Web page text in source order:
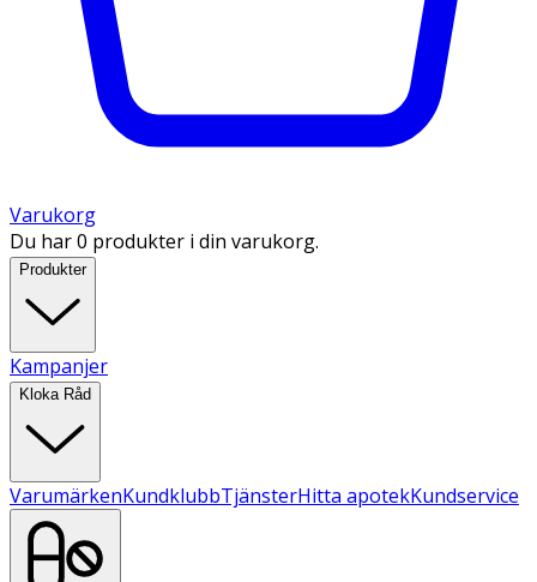
Varukorg
Du har 0 produkter i din varukorg.
Produkter
Kampanjer
Kloka Råd
VarumärkenKundklubbTjänsterHitta apotekKundservice